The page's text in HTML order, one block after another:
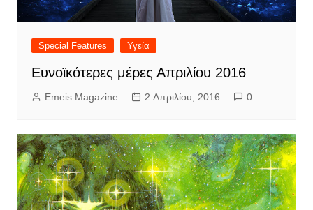
Special Features Υγεία
Ευνοϊκότερες μέρες Απριλίου 2016
Emeis Magazine 2 Απριλίου, 2016 0